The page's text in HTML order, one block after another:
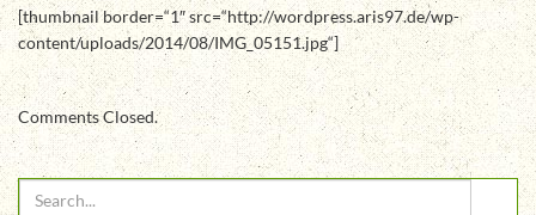
[thumbnail border=“1″ src=“http://wordpress.aris97.de/wp-
content/uploads/2014/08/IMG_05151.jpg“]
Comments Closed.